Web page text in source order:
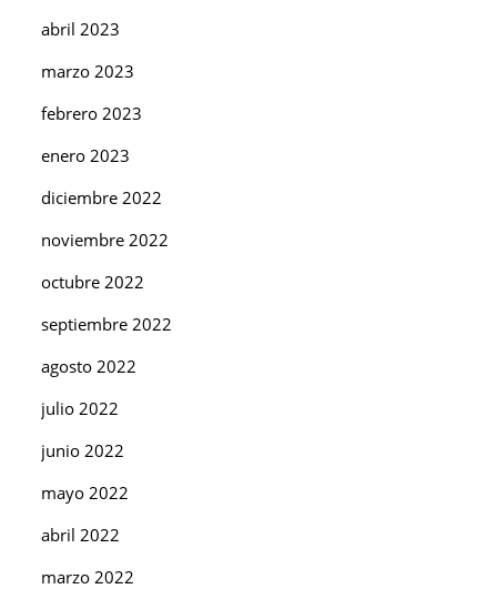
abril 2023
marzo 2023
febrero 2023
enero 2023
diciembre 2022
noviembre 2022
octubre 2022
septiembre 2022
agosto 2022
julio 2022
junio 2022
mayo 2022
abril 2022
marzo 2022